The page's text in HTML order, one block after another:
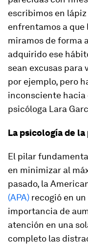
escribimos en
enfrentamos a que
miramos de forma
adquirido ese
sean excusas para
por ejemplo, pero
inconsciente hacia
psicóloga Lara
La psicología de
El pilar
en minimizar al
pasado, la
(APA) recogió en
importancia de
atención en una
completo las